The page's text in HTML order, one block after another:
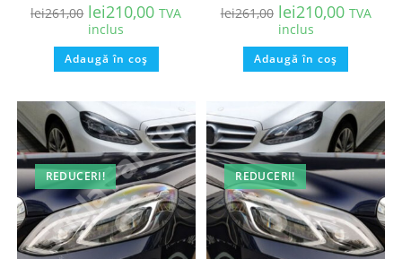
lei261,00 lei210,00 TVA
inclus
Adaugă în coș
lei261,00 lei210,00 TVA
inclus
Adaugă în coș
REDUCERI! REDUCERI!